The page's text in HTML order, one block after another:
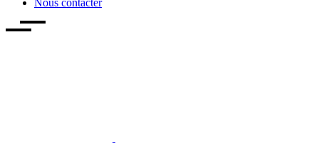
Nous contacter